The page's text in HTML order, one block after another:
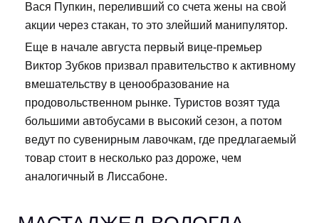
Вася Пупкин, переливший со счета жены на свой
акции через стакан, то это злейший манипулятор.
Еще в начале августа первый вице-премьер
Виктор Зубков призвал правительство к активному
вмешательству в ценообразование на
продовольственном рынке. Туристов возят туда
большими автобусами в высокий сезон, а потом
ведут по сувенирным лавочкам, где предлагаемый
товар стоит в несколько раз дороже, чем
аналогичный в Лиссабоне.